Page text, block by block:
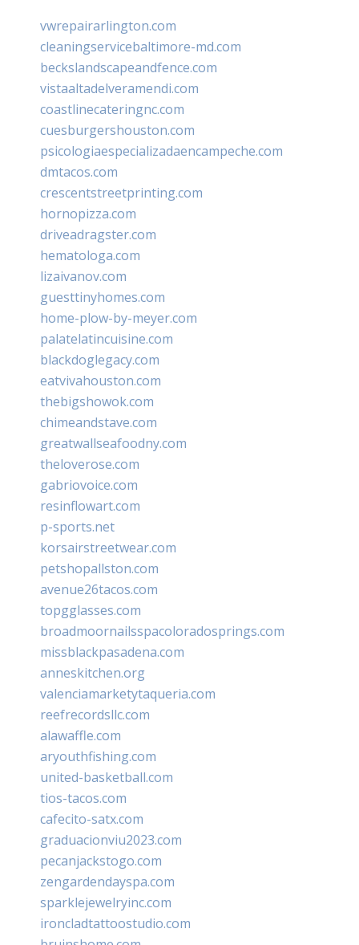
vwrepairarlington.com
cleaningservicebaltimore-md.com
beckslandscapeandfence.com
vistaaltadelveramendi.com
coastlinecateringnc.com
cuesburgershouston.com
psicologiaespecializadaencampeche.com
dmtacos.com
crescentstreetprinting.com
hornopizza.com
driveadragster.com
hematologa.com
lizaivanov.com
guesttinyhomes.com
home-plow-by-meyer.com
palatelatincuisine.com
blackdoglegacy.com
eatvivahouston.com
thebigshowok.com
chimeandstave.com
greatwallseafoodny.com
theloverose.com
gabriovoice.com
resinflowart.com
p-sports.net
korsairstreetwear.com
petshopallston.com
avenue26tacos.com
topgglasses.com
broadmoornailsspacoloradosprings.com
missblackpasadena.com
anneskitchen.org
valenciamarketytaqueria.com
reefrecordsllc.com
alawaffle.com
aryouthfishing.com
united-basketball.com
tios-tacos.com
cafecito-satx.com
graduacionviu2023.com
pecanjackstogo.com
zengardendayspa.com
sparklejewelryinc.com
ironcladtattoostudio.com